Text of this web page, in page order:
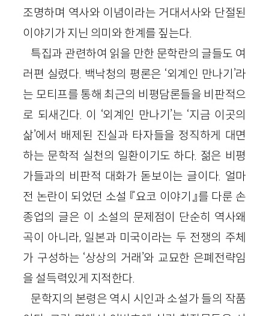
조명하며 역사와 이념이라는 거대서사와 단절된
이야기가 지닌 의미와 한계를 짚는다.
특집과 관련하여 읽을 만한 문학란의 글들도 여
러편 실렸다. 백낙청의 평론은 ‘외계인 만나기’라
는 모티프를 통해 최근의 비평담론들을 비판적으
로 되새긴다. 이 ‘외계인 만나기’는 ‘지금 이곳의
삶’에서 배제된 진실과 타자들을 정직하게 대면
하는 문학적 실천의 일환이기도 하다. 젊은 비평
가들과의 비판적 대화가 돋보이는 글이다. 얼마
전 논란이 되었던 소설 『요코 이야기』를 다룬 손
종업의 글은 이 소설의 문제점이 단순히 역사왜
곡이 아니라, 일본과 미국이라는 두 전쟁의 주체
가 구성하는 ‘상상의 거래’와 교묘한 은폐전략임
을 설득력있게 지적한다.
문학지의 본령은 역시 시인과 소설가 들의 작품